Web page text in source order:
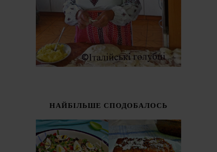
НАЙБІЛЬШЕ СПОДОБАЛОСЬ
ІТАЛІЙСЬКИЙ
САЛАТ З
СОЛОДКИЙ
ПИРІГ З